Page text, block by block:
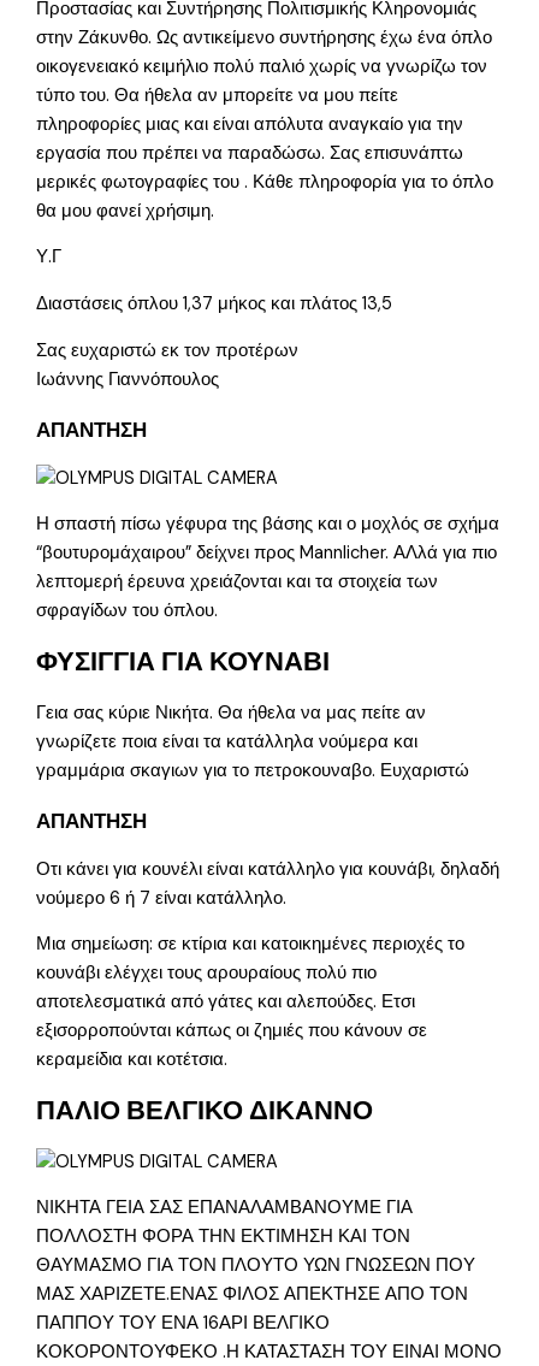
Προστασίας και Συντήρησης Πολιτισμικής Κληρονομιάς
στην Ζάκυνθο. Ως αντικείμενο συντήρησης έχω ένα όπλο
οικογενειακό κειμήλιο πολύ παλιό χωρίς να γνωρίζω τον
τύπο του. Θα ήθελα αν μπορείτε να μου πείτε
πληροφορίες μιας και είναι απόλυτα αναγκαίο για την
εργασία που πρέπει να παραδώσω. Σας επισυνάπτω
μερικές φωτογραφίες του . Κάθε πληροφορία για το όπλο
θα μου φανεί χρήσιμη.
Υ.Γ
Διαστάσεις όπλου 1,37 μήκος και πλάτος 13,5
Σας ευχαριστώ εκ τον προτέρων
Ιωάννης Γιαννόπουλος
ΑΠΑΝΤΗΣΗ
Η σπαστή πίσω γέφυρα της βάσης και ο μοχλός σε σχήμα
“βουτυρομάχαιρου” δείχνει προς Mannlicher. ΑΛλά για πιο
λεπτομερή έρευνα χρειάζονται και τα στοιχεία των
σφραγίδων του όπλου.
ΦΥΣΙΓΓΙΑ ΓΙΑ ΚΟΥΝΑΒΙ
Γεια σας κύριε Νικήτα. Θα ήθελα να μας πείτε αν
γνωρίζετε ποια είναι τα κατάλληλα νούμερα και
γραμμάρια σκαγιων για το πετροκουναβο. Ευχαριστώ
ΑΠΑΝΤΗΣΗ
Οτι κάνει για κουνέλι είναι κατάλληλο για κουνάβι, δηλαδή
νούμερο 6 ή 7 είναι κατάλληλο.
Μια σημείωση: σε κτίρια και κατοικημένες περιοχές το
κουνάβι ελέγχει τους αρουραίους πολύ πιο
αποτελεσματικά από γάτες και αλεπούδες. Ετσι
εξισορροπούνται κάπως οι ζημιές που κάνουν σε
κεραμείδια και κοτέτσια.
ΠΑΛΙΟ ΒΕΛΓΙΚΟ ΔΙΚΑΝΝΟ
ΝΙΚΗΤΑ ΓΕΙΑ ΣΑΣ ΕΠΑΝΑΛΑΜΒΑΝΟΥΜΕ ΓΙΑ
ΠΟΛΛΟΣΤΗ ΦΟΡΑ ΤΗΝ ΕΚΤΙΜΗΣΗ ΚΑΙ ΤΟΝ
ΘΑΥΜΑΣΜΟ ΓΙΑ ΤΟΝ ΠΛΟΥΤΟ ΥΩΝ ΓΝΩΣΕΩΝ ΠΟΥ
ΜΑΣ ΧΑΡΙΖΕΤΕ.ΕΝΑΣ ΦΙΛΟΣ ΑΠΕΚΤΗΣΕ ΑΠΟ ΤΟΝ
ΠΑΠΠΟΥ ΤΟΥ ΕΝΑ 16ΑΡΙ ΒΕΛΓΙΚΟ
ΚΟΚΟΡΟΝΤΟΥΦΕΚΟ .Η ΚΑΤΑΣΤΑΣΗ ΤΟΥ ΕΙΝΑΙ ΜΟΝΟ